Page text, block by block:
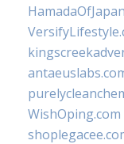
WishOping.com